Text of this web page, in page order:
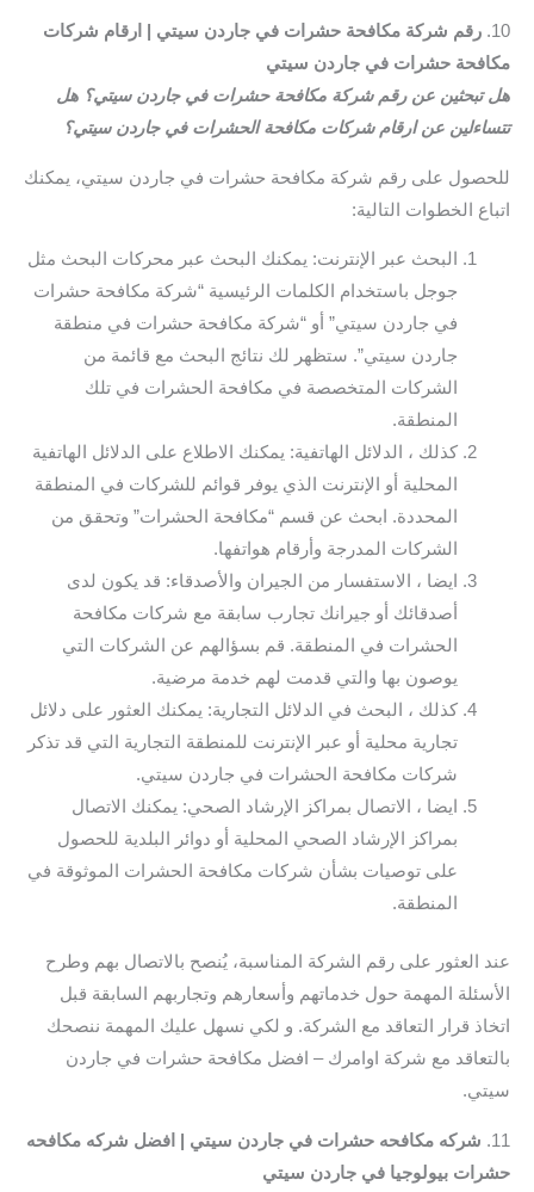
10. رقم شركة مكافحة حشرات في جاردن سيتي | ارقام شركات
مكافحة حشرات في جاردن سيتي
هل تبحثين عن رقم شركة مكافحة حشرات في جاردن سيتي؟ هل
تتساءلين عن ارقام شركات مكافحة الحشرات في جاردن سيتي؟
للحصول على رقم شركة مكافحة حشرات في جاردن سيتي، يمكنك
اتباع الخطوات التالية:
البحث عبر الإنترنت: يمكنك البحث عبر محركات البحث مثل
جوجل باستخدام الكلمات الرئيسية “شركة مكافحة حشرات
في جاردن سيتي” أو “شركة مكافحة حشرات في منطقة
جاردن سيتي”. ستظهر لك نتائج البحث مع قائمة من
الشركات المتخصصة في مكافحة الحشرات في تلك
المنطقة.
كذلك ، الدلائل الهاتفية: يمكنك الاطلاع على الدلائل الهاتفية
المحلية أو الإنترنت الذي يوفر قوائم للشركات في المنطقة
المحددة. ابحث عن قسم “مكافحة الحشرات” وتحقق من
الشركات المدرجة وأرقام هواتفها.
ايضا ، الاستفسار من الجيران والأصدقاء: قد يكون لدى
أصدقائك أو جيرانك تجارب سابقة مع شركات مكافحة
الحشرات في المنطقة. قم بسؤالهم عن الشركات التي
يوصون بها والتي قدمت لهم خدمة مرضية.
كذلك ، البحث في الدلائل التجارية: يمكنك العثور على دلائل
تجارية محلية أو عبر الإنترنت للمنطقة التجارية التي قد تذكر
شركات مكافحة الحشرات في جاردن سيتي.
ايضا ، الاتصال بمراكز الإرشاد الصحي: يمكنك الاتصال
بمراكز الإرشاد الصحي المحلية أو دوائر البلدية للحصول
على توصيات بشأن شركات مكافحة الحشرات الموثوقة في
المنطقة.
عند العثور على رقم الشركة المناسبة، يُنصح بالاتصال بهم وطرح
الأسئلة المهمة حول خدماتهم وأسعارهم وتجاربهم السابقة قبل
اتخاذ قرار التعاقد مع الشركة. و لكي نسهل عليك المهمة ننصحك
بالتعاقد مع شركة اوامرك – افضل مكافحة حشرات في جاردن
سيتي.
11.
شركه مكافحه حشرات في جاردن سيتي | افضل شركه مكافحه
حشرات بيولوجيا في جاردن سيتي